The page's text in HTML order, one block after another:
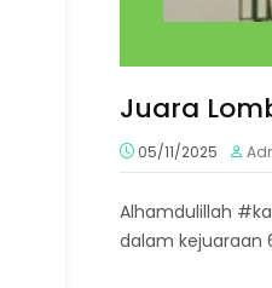
Juara
05/11/2025
Alhamdulillah
dalam kejuaraan